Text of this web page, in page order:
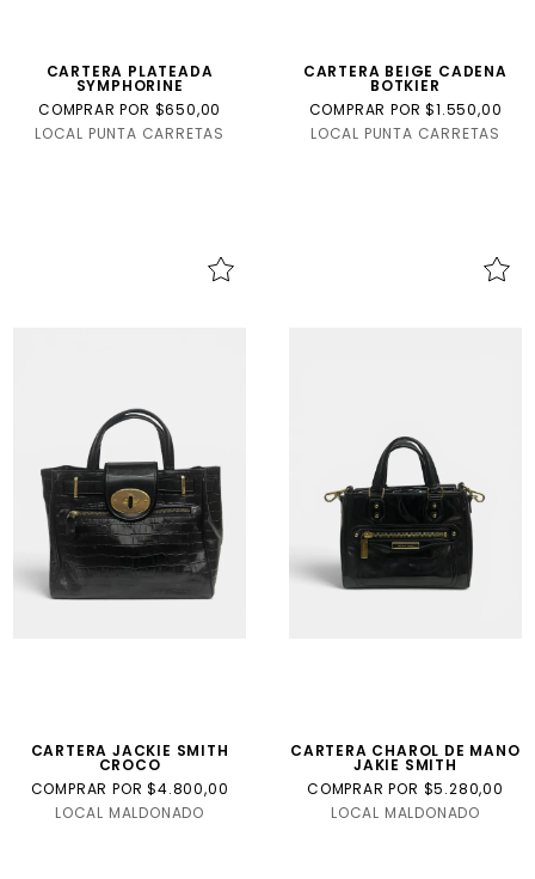
CARTERA PLATEADA
SYMPHORINE
COMPRAR POR $650,00
LOCAL PUNTA CARRETAS
CARTERA BEIGE CADENA
BOTKIER
COMPRAR POR $1.550,00
LOCAL PUNTA CARRETAS
CARTERA JACKIE SMITH
CROCO
COMPRAR POR $4.800,00
LOCAL MALDONADO
CARTERA CHAROL DE MANO
JAKIE SMITH
COMPRAR POR $5.280,00
LOCAL MALDONADO